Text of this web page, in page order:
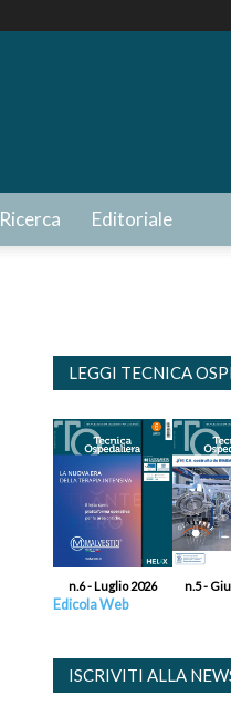
Ricerca Editoriale
LEGGI TECNICA
n.6 - Luglio 2026 n.5 -
Edicola Web
ISCRIVITI ALLA